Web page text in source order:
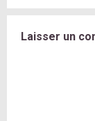
Laisser un